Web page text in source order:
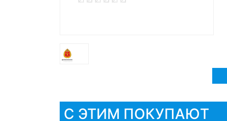
С ЭТИМ ПОКУПАЮТ